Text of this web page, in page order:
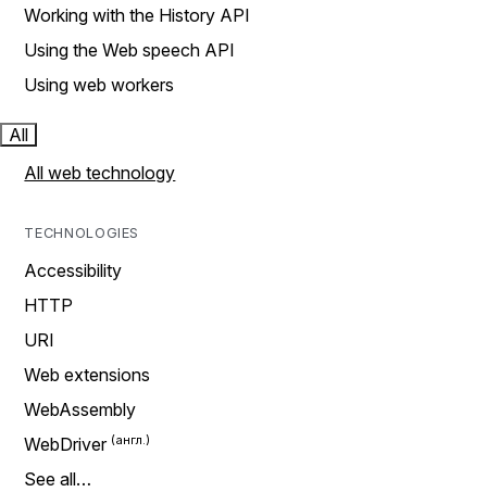
Working with the History API
Using the Web speech API
Using web workers
All
All web technology
TECHNOLOGIES
Accessibility
HTTP
URI
Web extensions
WebAssembly
WebDriver
See all…